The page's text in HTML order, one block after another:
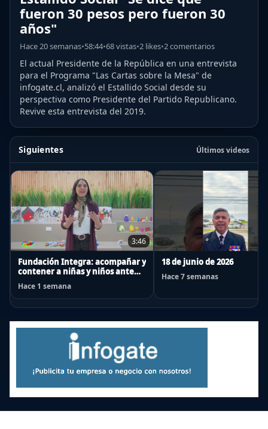
fueron 30 pesos pero fueron 30
años"
Hace 20 semanas•58:44•68 vistas•2 likes•2 comentarios
El actual Presidente de la República en una entrevista
para el Programa "Las Cartas sobre la Mesa" de
infogate.cl, analizó el Estallido Social desde su
perspectiva como Presidente del Partido Republicano.
Revive esta entrevista del 2019.
Siguientes Últimos videos
3:46
Fundación Integra: acompañar y
contener a niñas y niños ante
emergencias
Hace 1 semana
18 de junio de 2026
Hace 7 semanas